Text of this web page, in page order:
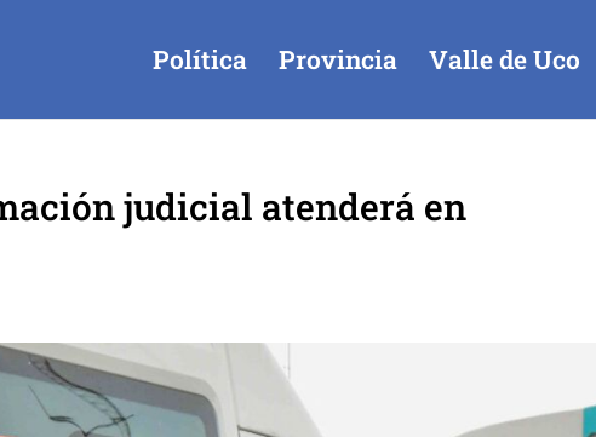
Política Provincia Valle de Uco
judicial atenderá en